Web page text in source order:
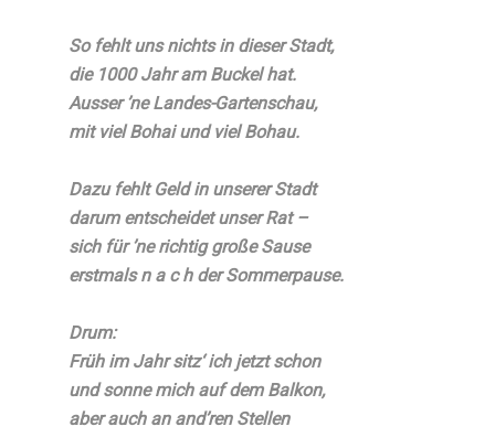
So fehlt uns nichts in dieser Stadt,
die 1000 Jahr am Buckel hat.
Ausser ’ne Landes-Gartenschau,
mit viel Bohai und viel Bohau.
Dazu fehlt Geld in unserer Stadt
darum entscheidet unser Rat –
sich für ’ne richtig große Sause
erstmals n a c h der Sommerpause.
Drum:
Früh im Jahr sitz‘ ich jetzt schon
und sonne mich auf dem Balkon,
aber auch an and’ren Stellen